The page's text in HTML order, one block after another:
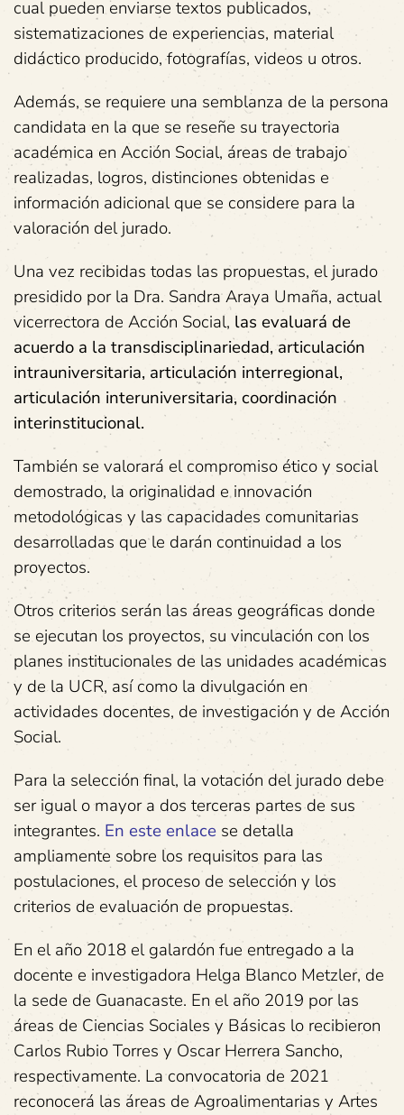
cual pueden enviarse textos publicados,
sistematizaciones de experiencias, material
didáctico producido, fotografías, videos u otros.
Además, se requiere una semblanza de la persona
candidata en la que se reseñe su trayectoria
académica en Acción Social, áreas de trabajo
realizadas, logros, distinciones obtenidas e
información adicional que se considere para la
valoración del jurado.
Una vez recibidas todas las propuestas, el jurado
presidido por la Dra. Sandra Araya Umaña, actual
vicerrectora de Acción Social, las evaluará de
acuerdo a la transdisciplinariedad, articulación
intrauniversitaria, articulación interregional,
articulación interuniversitaria, coordinación
interinstitucional.
También se valorará el compromiso ético y social
demostrado, la originalidad e innovación
metodológicas y las capacidades comunitarias
desarrolladas que le darán continuidad a los
proyectos.
Otros criterios serán las áreas geográficas donde
se ejecutan los proyectos, su vinculación con los
planes institucionales de las unidades académicas
y de la UCR, así como la divulgación en
actividades docentes, de investigación y de Acción
Social.
Para la selección final, la votación del jurado debe
ser igual o mayor a dos terceras partes de sus
integrantes. En este enlace se detalla
ampliamente sobre los requisitos para las
postulaciones, el proceso de selección y los
criterios de evaluación de propuestas.
En el año 2018 el galardón fue entregado a la
docente e investigadora Helga Blanco Metzler, de
la sede de Guanacaste. En el año 2019 por las
áreas de Ciencias Sociales y Básicas lo recibieron
Carlos Rubio Torres y Oscar Herrera Sancho,
respectivamente. La convocatoria de 2021
reconocerá las áreas de Agroalimentarias y Artes